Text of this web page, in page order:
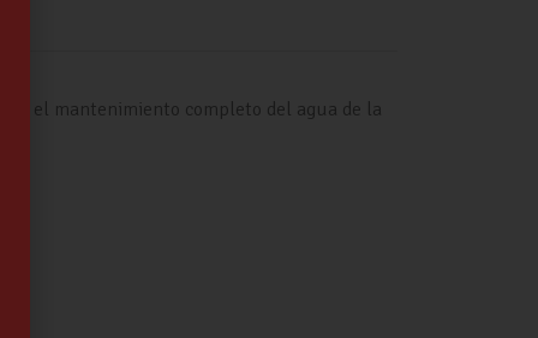
el mantenimiento completo del agua de la